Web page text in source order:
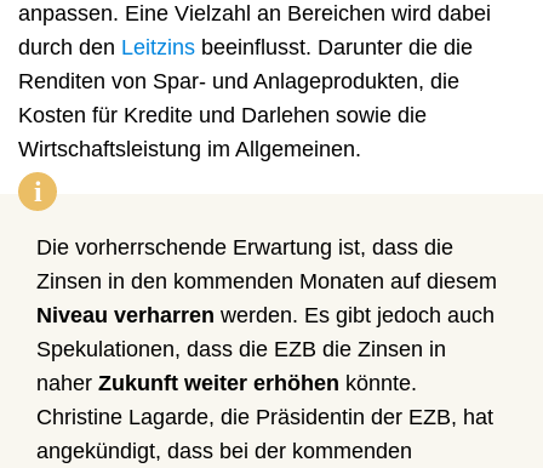
anpassen. Eine Vielzahl an Bereichen wird dabei
durch den Leitzins beeinflusst. Darunter die die
Renditen von Spar- und Anlageprodukten, die
Kosten für Kredite und Darlehen sowie die
Wirtschaftsleistung im Allgemeinen.
i
Die vorherrschende Erwartung ist, dass die
Zinsen in den kommenden Monaten auf diesem
Niveau verharren werden. Es gibt jedoch auch
Spekulationen, dass die EZB die Zinsen in
naher Zukunft weiter erhöhen könnte.
Christine Lagarde, die Präsidentin der EZB, hat
angekündigt, dass bei der kommenden